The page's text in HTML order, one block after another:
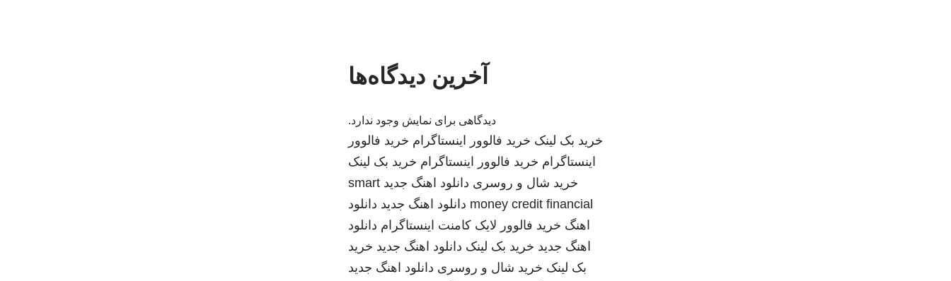
آخرین دیدگاه‌ها
دیدگاهی برای نمایش وجود ندارد.
خرید بک لینک خرید فالوور اینستاگرام خرید فالوور
اینستاگرام خرید فالوور اینستاگرام خرید بک لینک
خرید شال و روسری دانلود اهنگ جدید smart
money credit financial دانلود اهنگ جدید دانلود
اهنگ خرید فالوور لایک کامنت اینستاگرام دانلود
اهنگ جدید خرید بک لینک دانلود اهنگ جدید خرید
بک لینک خرید شال و روسری دانلود اهنگ جدید